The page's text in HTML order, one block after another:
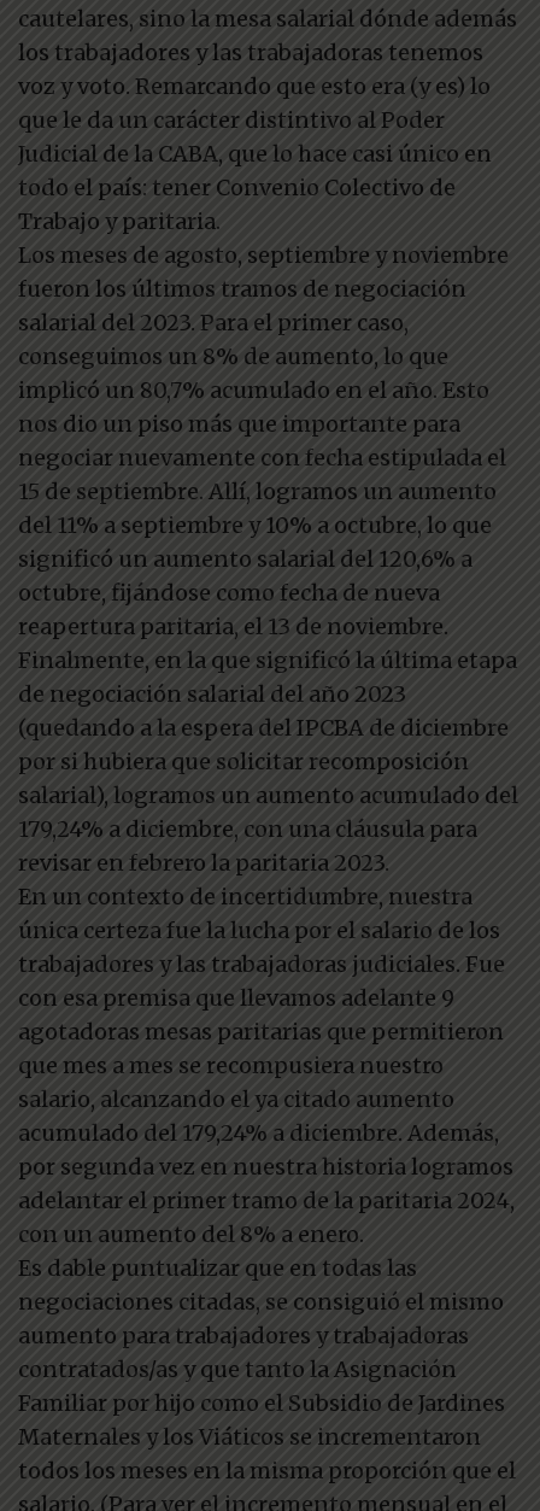
cautelares, sino la mesa salarial dónde además
los trabajadores y las trabajadoras tenemos
voz y voto. Remarcando que esto era (y es) lo
que le da un carácter distintivo al Poder
Judicial de la CABA, que lo hace casi único en
todo el país: tener Convenio Colectivo de
Trabajo y paritaria.
Los meses de agosto, septiembre y noviembre
fueron los últimos tramos de negociación
salarial del 2023. Para el primer caso,
conseguimos un 8% de aumento, lo que
implicó un 80,7% acumulado en el año. Esto
nos dio un piso más que importante para
negociar nuevamente con fecha estipulada el
15 de septiembre. Allí, logramos un aumento
del 11% a septiembre y 10% a octubre, lo que
significó un aumento salarial del 120,6% a
octubre, fijándose como fecha de nueva
reapertura paritaria, el 13 de noviembre.
Finalmente, en la que significó la última etapa
de negociación salarial del año 2023
(quedando a la espera del IPCBA de diciembre
por si hubiera que solicitar recomposición
salarial), logramos un aumento acumulado del
179,24% a diciembre, con una cláusula para
revisar en febrero la paritaria 2023.
En un contexto de incertidumbre, nuestra
única certeza fue la lucha por el salario de los
trabajadores y las trabajadoras judiciales. Fue
con esa premisa que llevamos adelante 9
agotadoras mesas paritarias que permitieron
que mes a mes se recompusiera nuestro
salario, alcanzando el ya citado aumento
acumulado del 179,24% a diciembre. Además,
por segunda vez en nuestra historia logramos
adelantar el primer tramo de la paritaria 2024,
con un aumento del 8% a enero.
Es dable puntualizar que en todas las
negociaciones citadas, se consiguió el mismo
aumento para trabajadores y trabajadoras
contratados/as y que tanto la Asignación
Familiar por hijo como el Subsidio de Jardines
Maternales y los Viáticos se incrementaron
todos los meses en la misma proporción que el
salario. (Para ver el incremento mensual en el